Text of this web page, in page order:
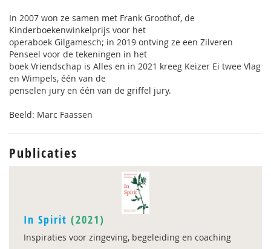
In 2007 won ze samen met Frank Groothof, de
Kinderboekenwinkelprijs voor het
operaboek Gilgamesch; in 2019 ontving ze een Zilveren
Penseel voor de tekeningen in het
boek Vriendschap is Alles en in 2021 kreeg Keizer Ei twee Vlag
en Wimpels, één van de
penselen jury en één van de griffel jury.
Beeld: Marc Faassen
Publicaties
In Spirit (2021)
Inspiraties voor zingeving, begeleiding en coaching